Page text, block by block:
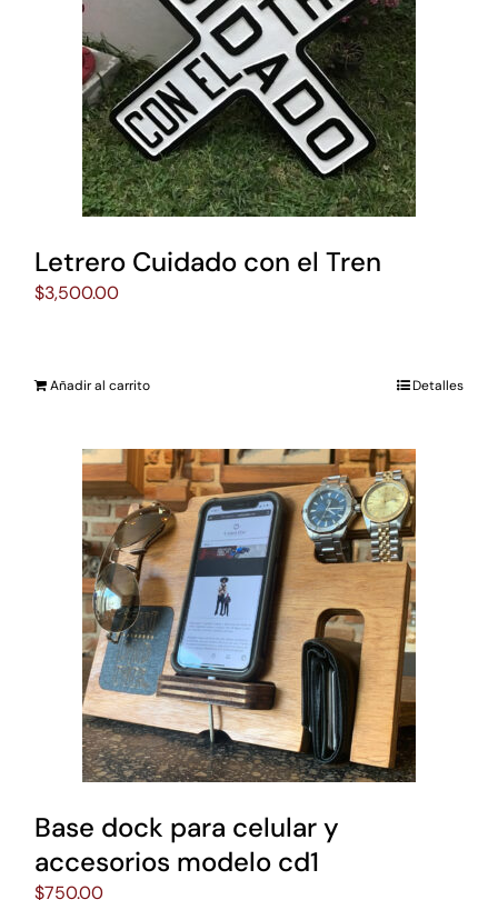
Letrero Cuidado con el Tren
$3,500.00
Añadir al carrito Detalles
Base dock para celular y
accesorios modelo cd1
$750.00